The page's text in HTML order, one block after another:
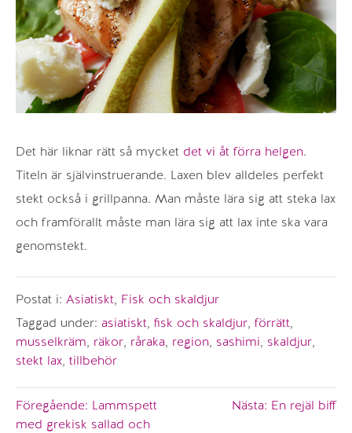
Det här liknar rätt så mycket det vi åt förra helgen.
Titeln är självinstruerande. Laxen blev alldeles perfekt
stekt också i grillpanna. Man måste lära sig att steka lax
och framförallt måste man lära sig att lax inte ska vara
genomstekt.
Postat i: Asiatiskt, Fisk och skaldjur
Taggad under: asiatiskt, fisk och skaldjur, förrätt,
musselkräm, räkor, råraka, region, sashimi, skaldjur,
stekt lax, tillbehör
Inläggsnavigering
Föregående: Lammspett
med grekisk sallad och
Nästa: En rejäl biff